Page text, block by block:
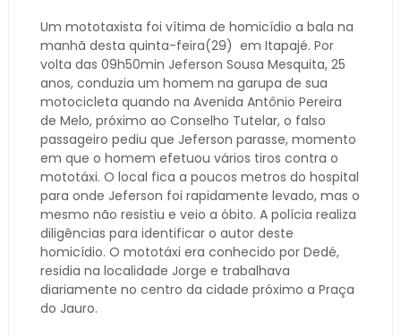
Um mototaxista foi vítima de homicídio a bala na
manhã desta quinta-feira(29) em Itapajé. Por
volta das 09h50min Jeferson Sousa Mesquita, 25
anos, conduzia um homem na garupa de sua
motocicleta quando na Avenida Antônio Pereira
de Melo, próximo ao Conselho Tutelar, o falso
passageiro pediu que Jeferson parasse, momento
em que o homem efetuou vários tiros contra o
mototáxi. O local fica a poucos metros do hospital
para onde Jeferson foi rapidamente levado, mas o
mesmo não resistiu e veio a óbito. A polícia realiza
diligências para identificar o autor deste
homicídio. O mototáxi era conhecido por Dedé,
residia na localidade Jorge e trabalhava
diariamente no centro da cidade próximo a Praça
do Jauro.